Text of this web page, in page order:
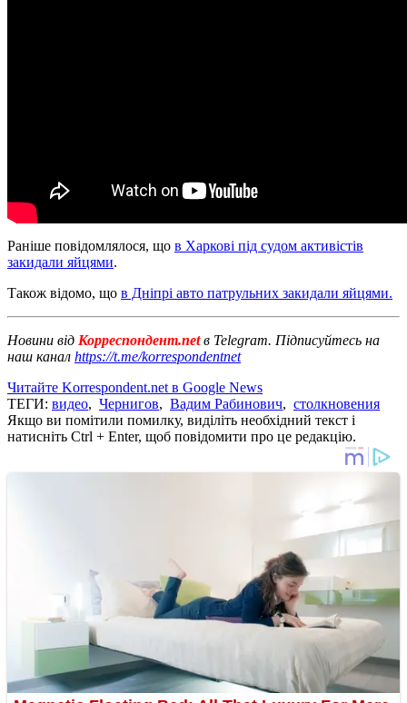
Раніше повідомлялося, що в Харкові під судом активістів
закидали яйцями.
Також відомо, що в Дніпрі авто патрульних закидали яйцями.
Новини від Корреспондент.netв Telegram. Підписуйтесь на
наш канал https://t.me/korrespondentnet
Читайте Korrespondent.net в Google News
ТЕГИ: видео, Чернигов, Вадим Рабинович, столкновения
Якщо ви помітили помилку, виділіть необхідний текст і
натисніть Ctrl + Enter, щоб повідомити про це редакцію.